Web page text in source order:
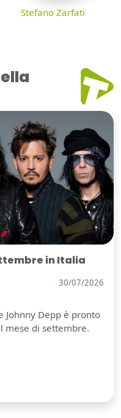
Stefano Zarfati
in Italia
30/07/2026
Johnny Depp è pronto
mese di settembre.